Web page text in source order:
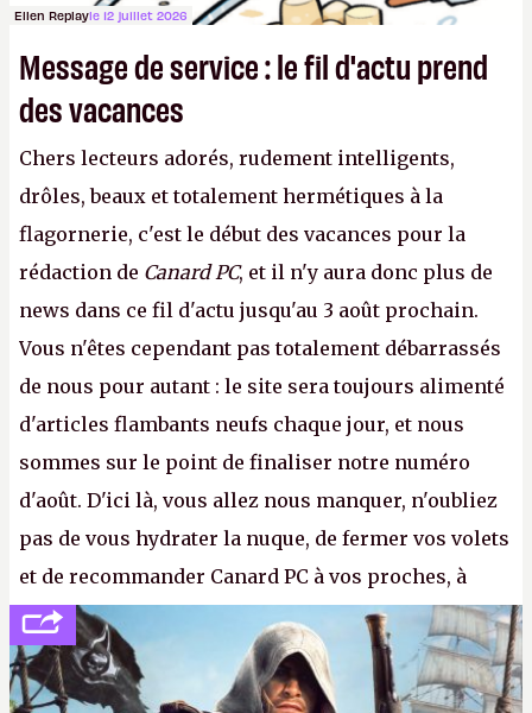
Ellen Replayle 12 juillet 2026
Message de service : le fil d'actu prend
des vacances
Chers lecteurs adorés, rudement intelligents,
drôles, beaux et totalement hermétiques à la
flagornerie, c'est le début des vacances pour la
rédaction de Canard PC, et il n'y aura donc plus de
news dans ce fil d'actu jusqu'au 3 août prochain.
Vous n'êtes cependant pas totalement débarrassés
de nous pour autant : le site sera toujours alimenté
d'articles flambants neufs chaque jour, et nous
sommes sur le point de finaliser notre numéro
d'août. D'ici là, vous allez nous manquer, n'oubliez
pas de vous hydrater la nuque, de fermer vos volets
et de recommander Canard PC à vos proches, à
votre famille et aux inconnus que vous croisez
dans la rue. Bon été à tous ! –ER.